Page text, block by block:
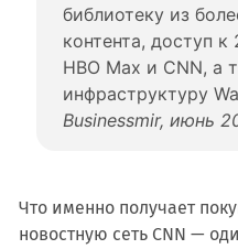
библиотеку из
контента, доступ
HBO Max и CNN, а
инфраструктуру
Businessmir, июнь
Что именно получает
новостную сеть CNN —